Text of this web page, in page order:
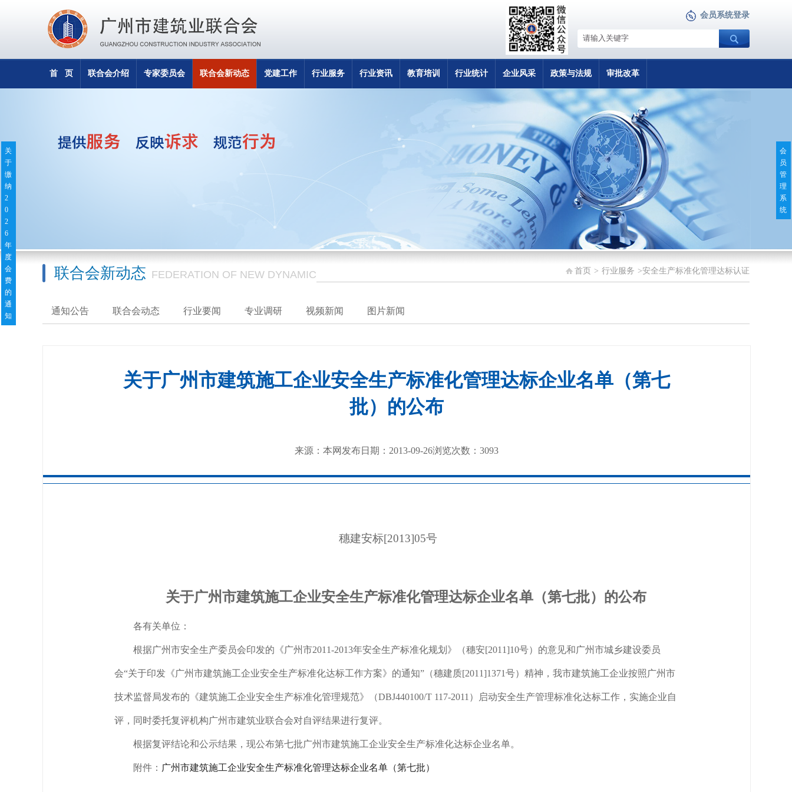
会员系统登录
首 页 联合会介绍 专家委员会 联合会新动态 党建工作 行业服务 行业资讯 教育培训 行业统计 企业风采 政策与法规 审批改革
联合会新动态 FEDERATION OF NEW DYNAMIC 首页 > 行业服务 >安全生产标准化管理达标认证
通知公告 联合会动态 行业要闻 专业调研 视频新闻 图片新闻
关于广州市建筑施工企业安全生产标准化管理达标企业名单（第七
批）的公布
来源： 本网 发布日期： 2013-09-26浏览次数： 3093
穗建安标[2013]05号
关于广州市建筑施工企业安全生产标准化管理达标企业名单（第七批）的公布
各有关单位：
根据广州市安全生产委员会印发的《广州市2011-2013年安全生产标准化规划》（穗安[2011]10号）的意见和广州市城乡建设委员
会“关于印发《广州市建筑施工企业安全生产标准化达标工作方案》的通知”（穗建质[2011]1371号）精神，我市建筑施工企业按照广州市
技术监督局发布的《建筑施工企业安全生产标准化管理规范》（DBJ440100/T 117-2011 ）启动安全生产管理标准化达标工作，实施企业自
评，同时委托复评机构广州市建筑业联合会对自评结果进行复评。
根据复评结论和公示结果，现公布第七批广州市建筑施工企业安全生产标准化达标企业名单。
附件： 广州市建筑施工企业安全生产标准化管理达标企业名单（第七批）
关
于
缴
纳
2
0
2
6
年
度
会
费
的
通
知
会
员
管
理
系
统